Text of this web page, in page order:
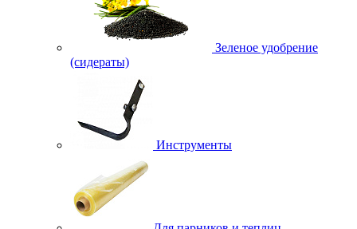
Зеленое удобрение
(сидераты)
Инструменты